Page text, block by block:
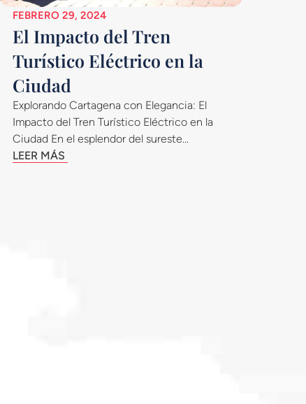
FEBRERO 29, 2024
El Impacto del Tren
Turístico Eléctrico en la
Ciudad
Explorando Cartagena con Elegancia: El
Impacto del Tren Turístico Eléctrico en la
Ciudad En el esplendor del sureste...
LEER MÁS